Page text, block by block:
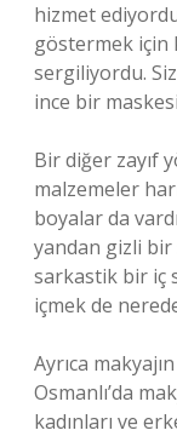
hizmet
göstermek için
sergiliyordu.
ince bir
Bir diğer zayıf
malzemeler
boyalar da
yandan gizli bir
sarkastik bir iç
içmek de
Ayrıca
Osmanlı’da
kadınları ve